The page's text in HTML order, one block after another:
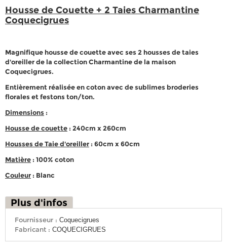
Housse de Couette + 2 Taies Charmantine
Coquecigrues
Magnifique housse de couette avec ses 2 housses de taies
d'oreiller de la collection Charmantine de la maison
Coquecigrues.
Entièrement réalisée en coton avec de sublimes broderies
florales et festons ton/ton.
Dimensions :
Housse de couette : 240cm x 260cm
Housses de Taie d'oreiller : 60cm x 60cm
Matière : 100% coton
Couleur : Blanc
Plus d'infos
Fournisseur : Coquecigrues
Fabricant : COQUECIGRUES